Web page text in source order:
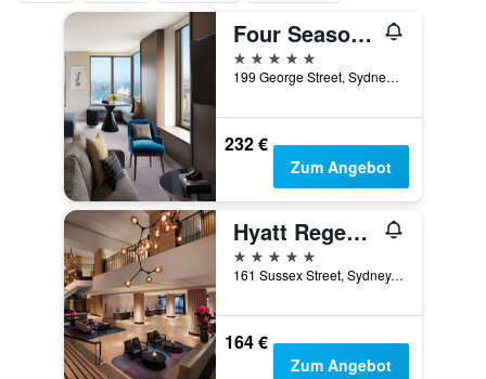
Four Seasons Hotel Sydney
5 Sterne
199 George Street, Sydney, NSW, Australien
232 €
Zum Angebot
Hyatt Regency Sydney
5 Sterne
161 Sussex Street, Sydney, NSW, Australien
164 €
Zum Angebot